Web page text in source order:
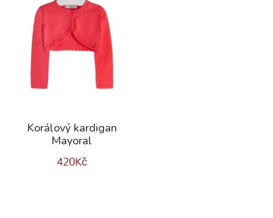
Korálový kardigan
Mayoral
420Kč